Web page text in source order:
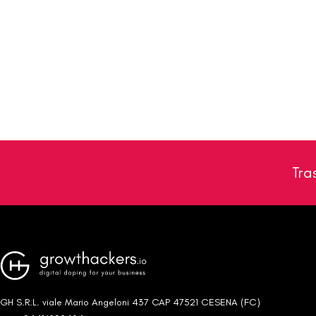
GH S.R.L. viale Mario Angeloni 437 CAP 47521 CESENA (FC)